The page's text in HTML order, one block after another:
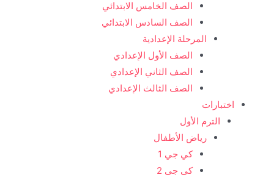
الصف الخامس الابتدائي
الصف السادس الابتدائي
المرحلة الإعدادية
الصف الأول الإعدادي
الصف الثاني الإعدادي
الصف الثالث الإعدادي
اختبارات
الترم الأول
رياض الأطفال
كي جي 1
كي جي 2